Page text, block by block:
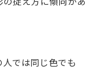
では同じ色でも